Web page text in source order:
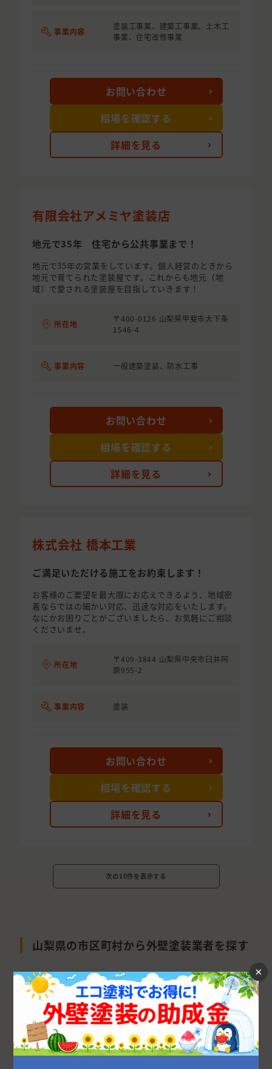
事業内容
塗装工事業、建築工事業、土木工
事業、住宅改修事業
詳細を見る
お問い合わせ
相場を確認する
有限会社アメミヤ塗装店
地元で35年 住宅から公共事業まで！
地元で35年の営業をしています。個人経営のときから
地元で育てられた塗装屋です。これからも地元（地
域）で愛される塗装屋を目指していきます！
所在地
〒400-0126 山梨県甲斐市大下条
1546-4
事業内容 一般建築塗装、防水工事
詳細を見る
お問い合わせ
相場を確認する
株式会社 橋本工業
ご満足いただける施工をお約束します！
お客様のご要望を最大限にお応えできるよう、地域密
着ならではの細かい対応、迅速な対応をいたします。
なにかお困りごとがございましたら、お気軽にご相談
くださいませ。
所在地
〒409-3844 山梨県中央市臼井阿
原955-2
事業内容 塗装
詳細を見る
お問い合わせ
相場を確認する
次の10件を表示する
山梨県の市区町村から外壁塗装業者を探す
中央市 甲府市 北杜市
南都留郡
南アルプス市
笛吹市 甲斐市
韮崎市
山梨市
富士吉田市 甲州市
都留市
大月市
西八代郡 南巨摩郡
上野原市
×